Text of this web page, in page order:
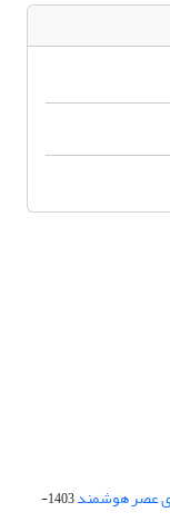
عصر هوشمند
1403-